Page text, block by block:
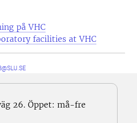
på VHC
facilities at VHC
26. Öppet: må-fre